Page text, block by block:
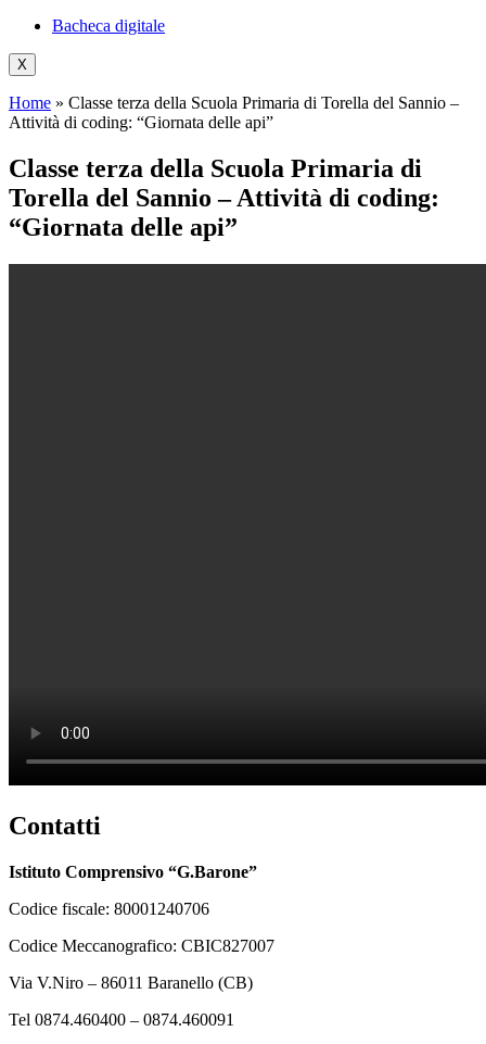
Bacheca digitale
X
Home » Classe terza della Scuola Primaria di Torella del Sannio –
Attività di coding: “Giornata delle api”
Classe terza della Scuola Primaria di
Torella del Sannio – Attività di coding:
“Giornata delle api”
Contatti
Istituto Comprensivo “G.Barone”
Codice fiscale: 80001240706
Codice Meccanografico: CBIC827007
Via V.Niro – 86011 Baranello (CB)
Tel 0874.460400 – 0874.460091